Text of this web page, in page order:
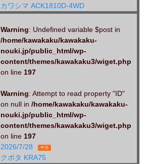
カワシマ ACK1810D-4WD
Warning: Undefined variable $post in
/home/kawakaku/kawakaku-
nouki.jp/public_html/wp-
content/themes/kawakaku3/wiget.php
on line 197
Warning: Attempt to read property "ID"
on null in /home/kawakaku/kawakaku-
nouki.jp/public_html/wp-
content/themes/kawakaku3/wiget.php
on line 197
2026/7/28
中古
クボタ KRA75